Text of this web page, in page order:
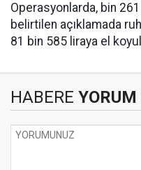
Operasyonlarda, bin 261
belirtilen açıklamada
81 bin 585 liraya el
HABERE